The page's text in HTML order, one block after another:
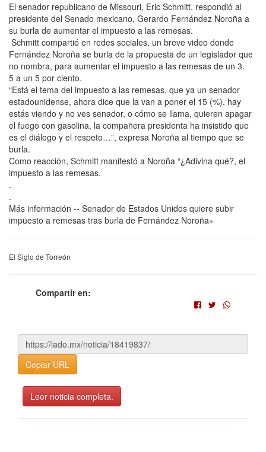
El senador republicano de Missouri, Eric Schmitt, respondió al
presidente del Senado mexicano, Gerardo Fernández Noroña a
su burla de aumentar el impuesto a las remesas.
Schmitt compartió en redes sociales, un breve video donde
Fernández Noroña se burla de la propuesta de un legislador que
no nombra, para aumentar el impuesto a las remesas de un 3.
5 a un 5 por ciento.
“Está el tema del impuesto a las remesas, que ya un senador
estadounidense, ahora dice que la van a poner el 15 (%), hay
estás viendo y no ves senador, o cómo se llama, quieren apagar
el fuego con gasolina, la compañera presidenta ha insistido que
es el diálogo y el respeto…”, expresa Noroña al tiempo que se
burla.
Como reacción, Schmitt manifestó a Noroña “¿Adivina qué?, el
impuesto a las remesas.
.
.
Más información -- Senador de Estados Unidos quiere subir
impuesto a remesas tras burla de Fernández Noroña»
El Siglo de Torreón
Compartir en:
Copiar URL
Leer noticia completa.